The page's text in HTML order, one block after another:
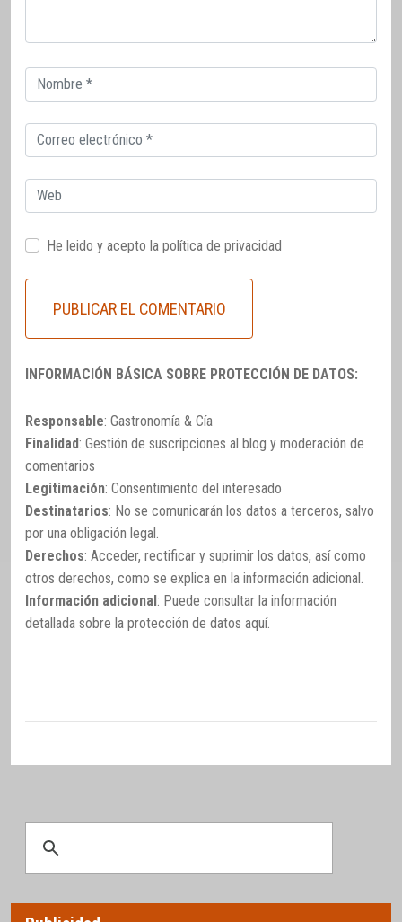
Correo
electrónico
Correo
electrónico
Web
He leido y acepto la política de privacidad
INFORMACIÓN BÁSICA SOBRE PROTECCIÓN DE DATOS:
Responsable: Gastronomía & Cía
Finalidad: Gestión de suscripciones al blog y moderación de
comentarios
Legitimación: Consentimiento del interesado
Destinatarios: No se comunicarán los datos a terceros, salvo
por una obligación legal.
Derechos: Acceder, rectificar y suprimir los datos, así como
otros derechos, como se explica en la información adicional.
Información adicional: Puede consultar la información
detallada sobre la protección de datos aquí.